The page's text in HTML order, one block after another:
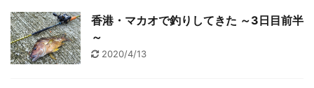
香港・マカオで釣りしてきた ～3日目前半
～
2020/4/13